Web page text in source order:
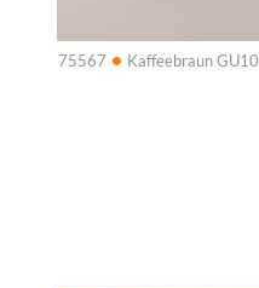
75567 • Kaffeebraun GU10